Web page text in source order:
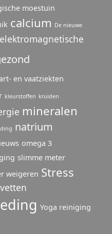
moestuin
calcium De nieuwe
elektromagnetische
en vaatziekten
kleurstoffen kruiden
mineralen
natrium
omega 3
slimme meter
weigeren Stress
Yoga reiniging